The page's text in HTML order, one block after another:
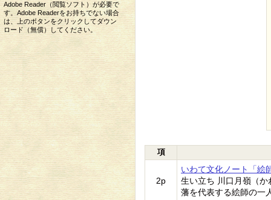
Adobe Reader（閲覧ソフト）が必要で
す。Adobe Readerをお持ちでない場合
は、上のボタンをクリックしてダウン
ロード（無償）してください。
項
2p
いわて文化ノート「絵
生い立ち 川口月嶺（
藩を代表する絵師の一